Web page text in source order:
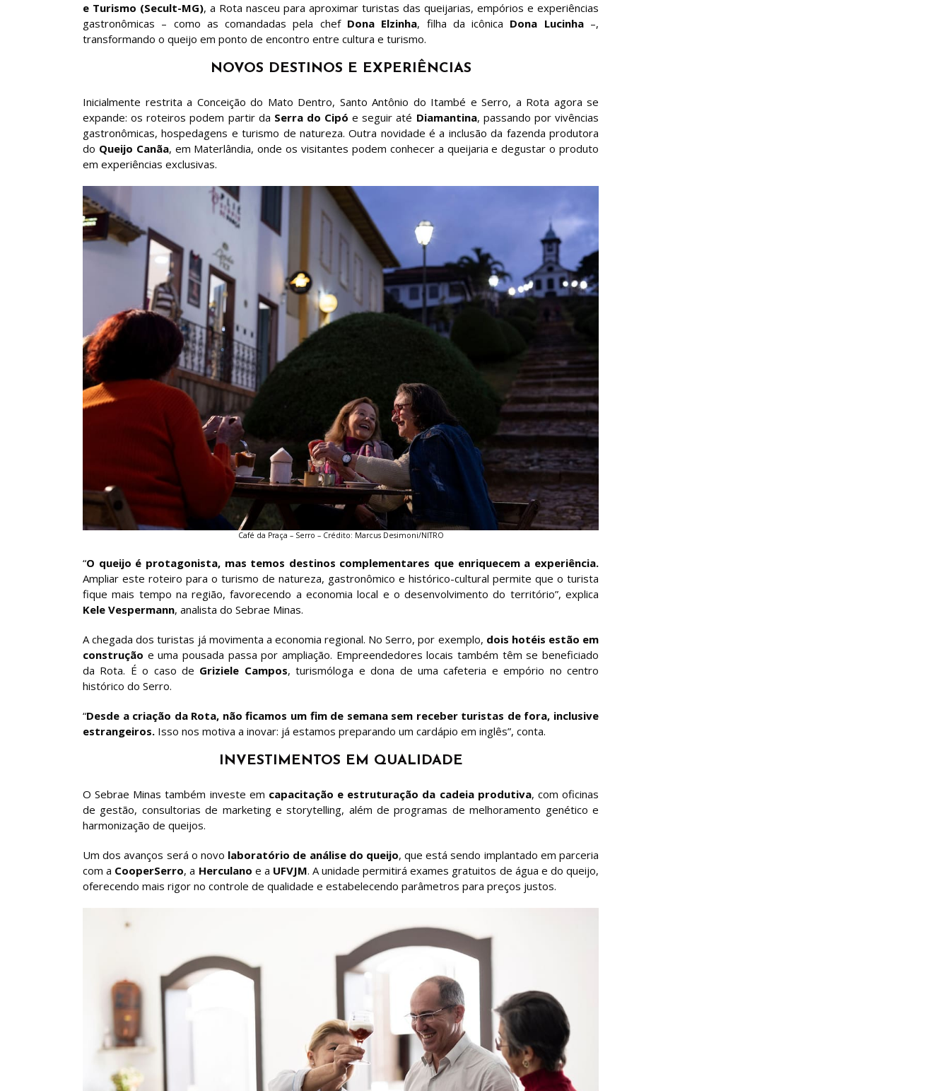
e Turismo (Secult-MG), a Rota nasceu para aproximar turistas das queijarias, empórios e experiências
gastronômicas – como as comandadas pela chef Dona Elzinha, filha da icônica Dona Lucinha–,
transformando o queijo em ponto de encontro entre cultura e turismo.
NOVOS DESTINOS E EXPERIÊNCIAS
Inicialmente restrita a Conceição do Mato Dentro, Santo Antônio do Itambé e Serro, a Rota agora se
expande: os roteiros podem partir da Serra do Cipó e seguir até Diamantina, passando por vivências
gastronômicas, hospedagens e turismo de natureza. Outra novidade é a inclusão da fazenda produtora
do Queijo Canãa, em Materlândia, onde os visitantes podem conhecer a queijaria e degustar o produto
em experiências exclusivas.
Café da Praça – Serro – Crédito: Marcus Desimoni/NITRO
“O queijo é protagonista, mas temos destinos complementares que enriquecem a experiência.
Ampliar este roteiro para o turismo de natureza, gastronômico e histórico-cultural permite que o turista
fique mais tempo na região, favorecendo a economia local e o desenvolvimento do território”, explica
Kele Vespermann, analista do Sebrae Minas.
A chegada dos turistas já movimenta a economia regional. No Serro, por exemplo, dois hotéis estão em
construção e uma pousada passa por ampliação. Empreendedores locais também têm se beneficiado
da Rota. É o caso de Griziele Campos, turismóloga e dona de uma cafeteria e empório no centro
histórico do Serro.
“Desde a criação da Rota, não ficamos um fim de semana sem receber turistas de fora, inclusive
estrangeiros. Isso nos motiva a inovar: já estamos preparando um cardápio em inglês”, conta.
INVESTIMENTOS EM QUALIDADE
O Sebrae Minas também investe em capacitação e estruturação da cadeia produtiva, com oficinas
de gestão, consultorias de marketing e storytelling, além de programas de melhoramento genético e
harmonização de queijos.
Um dos avanços será o novo laboratório de análise do queijo, que está sendo implantado em parceria
com a CooperSerro, a Herculano e a UFVJM. A unidade permitirá exames gratuitos de água e do queijo,
oferecendo mais rigor no controle de qualidade e estabelecendo parâmetros para preços justos.